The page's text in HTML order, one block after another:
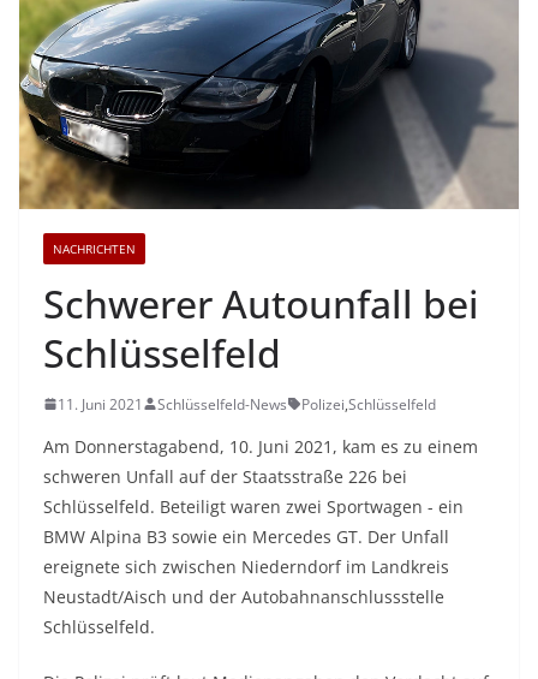
NACHRICHTEN
Schwerer Autounfall bei
Schlüsselfeld
11. Juni 2021 Schlüsselfeld-News Polizei,Schlüsselfeld
Am Donnerstagabend, 10. Juni 2021, kam es zu einem
schweren Unfall auf der Staatsstraße 226 bei
Schlüsselfeld. Beteiligt waren zwei Sportwagen - ein
BMW Alpina B3 sowie ein Mercedes GT. Der Unfall
ereignete sich zwischen Niederndorf im Landkreis
Neustadt/Aisch und der Autobahnanschlussstelle
Schlüsselfeld.